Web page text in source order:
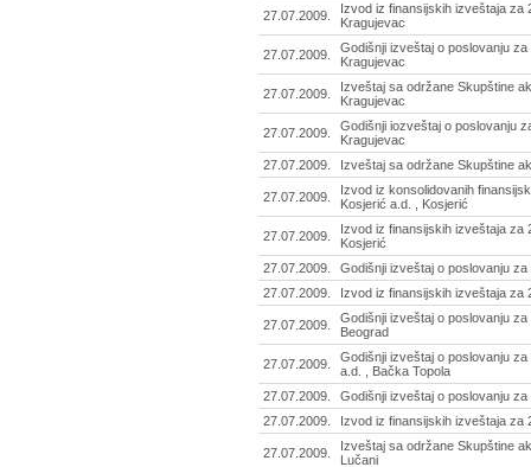
27.07.2009.
Izvod iz finansijskih izveštaja za
Kragujevac
27.07.2009.
Godišnji izveštaj o poslovanju
Kragujevac
27.07.2009.
Izveštaj sa održane Skupštine
Kragujevac
27.07.2009.
Godišnji iozveštaj o poslovanju
Kragujevac
27.07.2009.
Izveštaj sa održane Skupštine
27.07.2009.
Izvod iz konsolidovanih
Kosjerić a.d. , Kosjerić
27.07.2009.
Izvod iz finansijskih izveštaja za
Kosjerić
27.07.2009.
Godišnji izveštaj o poslovanju
27.07.2009.
Izvod iz finansijskih izveštaja za
27.07.2009.
Godišnji izveštaj o poslovanju
Beograd
27.07.2009.
Godišnji izveštaj o poslovanju
a.d. , Bačka Topola
27.07.2009.
Godišnji izveštaj o poslovanju
27.07.2009.
Izvod iz finansijskih izveštaja za
27.07.2009.
Izveštaj sa održane Skupštine
Lučani